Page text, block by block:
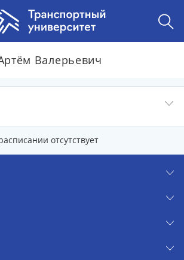
Валерьевич
отсутствует